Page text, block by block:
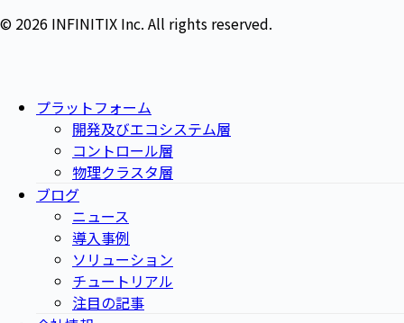
© 2026 INFINITIX Inc. All rights reserved.
プラットフォーム
開発及びエコシステム層
コントロール層
物理クラスタ層
ブログ
ニュース
導入事例
ソリューション
チュートリアル
注目の記事